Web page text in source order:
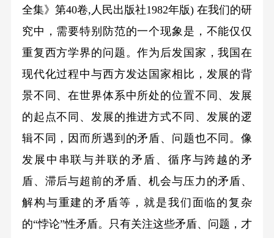
全集》第40卷,人民出版社1982年版) 在我们的研
究中，需要特别防范的一个现象是，不能仅仅
重复西方学界的问题。作为后发国家，我国在
现代化过程中与西方发达国家相比，发展的背
景不同、在世界体系中所处的位置不同、发展
的起点不同、发展的推进方式不同、发展的逻
辑不同，因而所遇到的矛盾、问题也不同。像
发展中串联与并联的矛盾、循序与跨越的矛
盾、滞后与超前的矛盾、机会与压力的矛盾、
解构与重建的矛盾等，就是我们面临的复杂
的“悖论”性矛盾。只有关注这些矛盾、问题，才